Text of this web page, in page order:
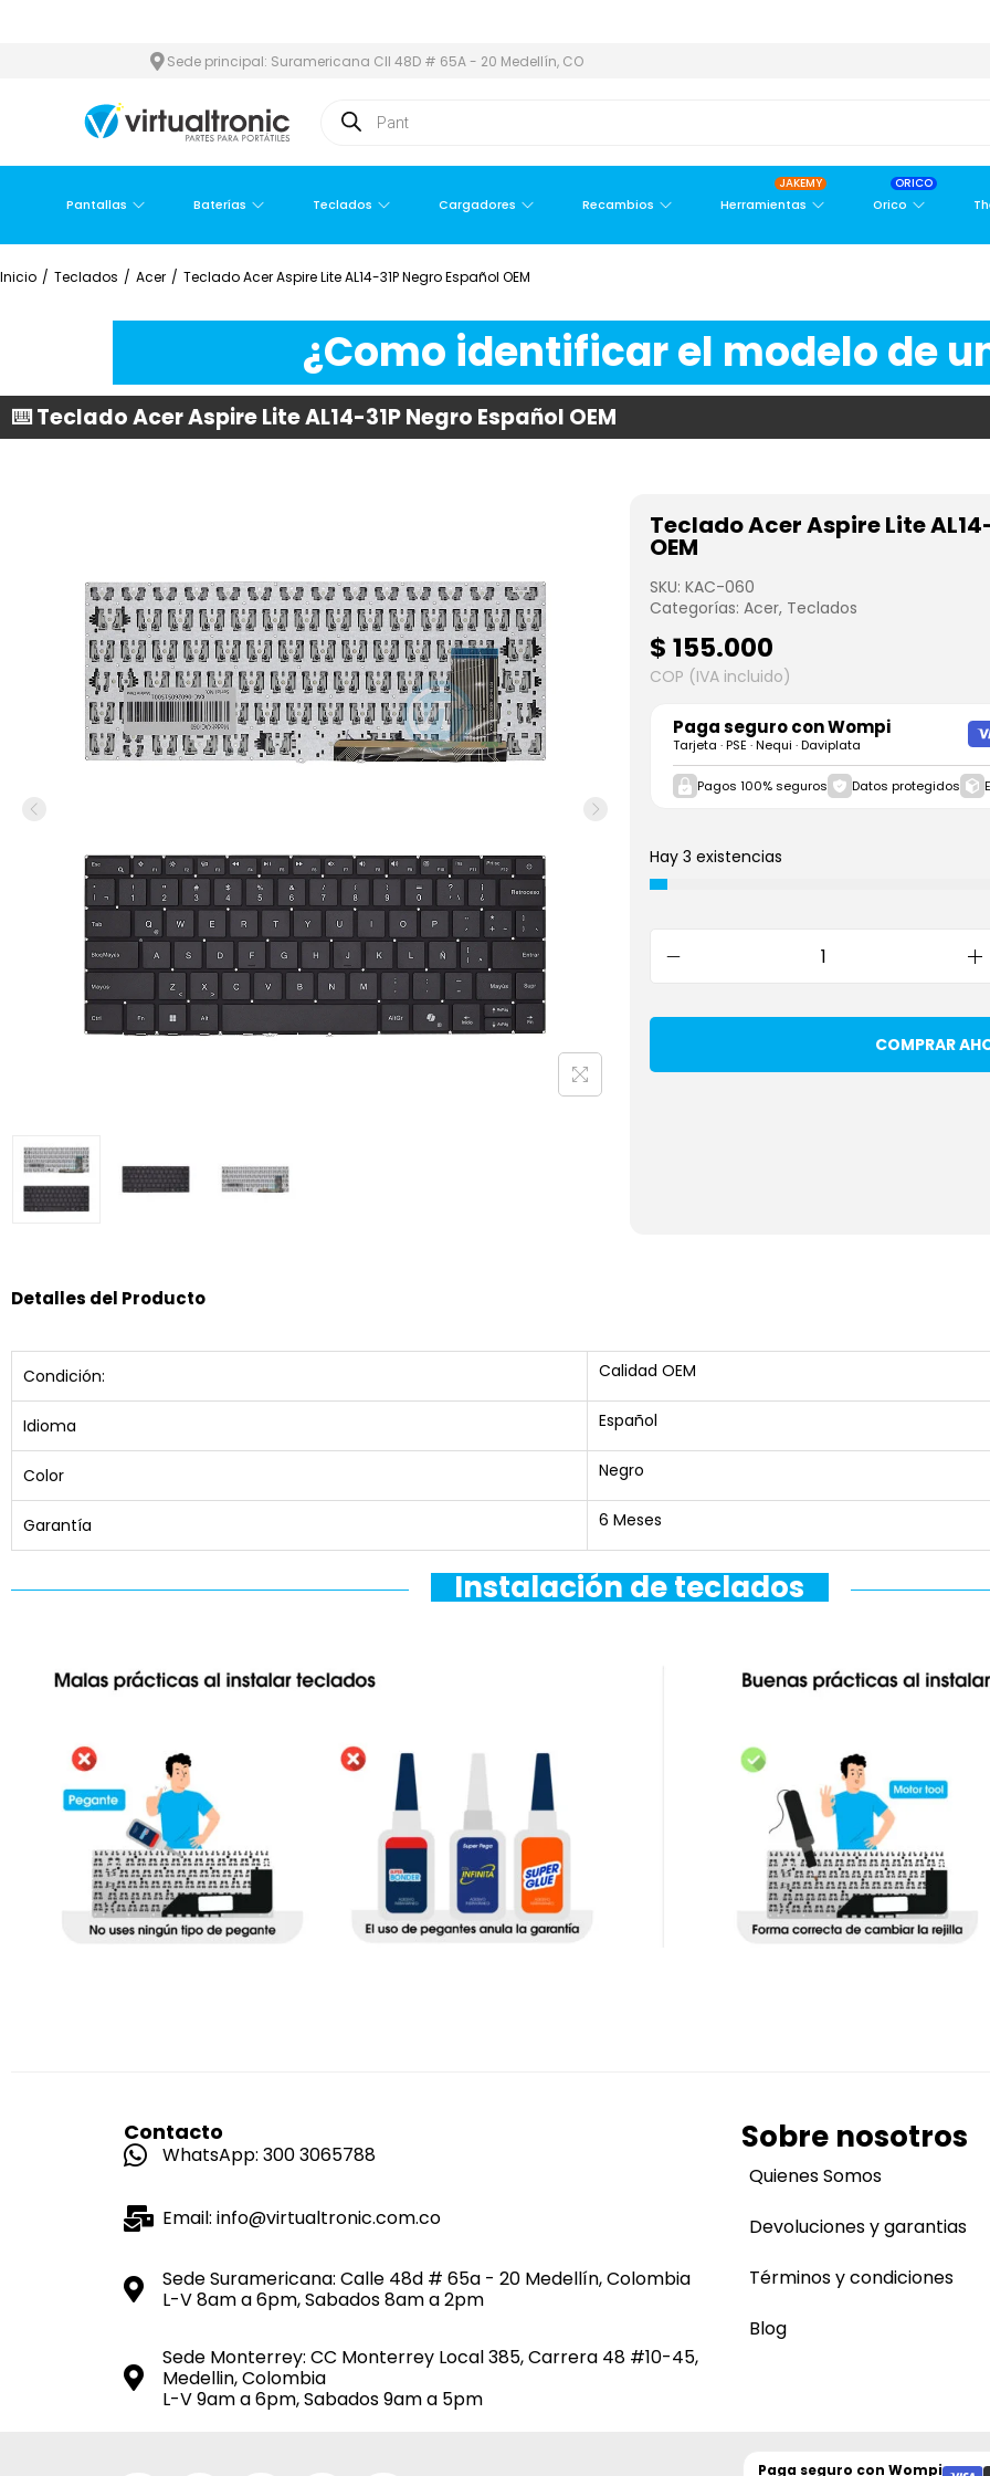
Sede principal: Suramericana Cll 48D # 65A - 20 Medellín, CO
Pantallas Baterías Teclados Cargadores Recambios Herramientas
JAKEMY
Orico
ORICO
Inicio / Teclados / Acer / Teclado Acer Aspire Lite AL14-31P Negro Español OEM
¿Como identificar el modelo de
⌨️ Teclado Acer Aspire Lite AL14-31P Negro Español OEM
Teclado Acer Aspire Lite
OEM
SKU: KAC-060
Categorías: Acer, Teclados
$ 155.000
COP (IVA incluido)
Paga seguro conWompi
Tarjeta · PSE · Nequi · Daviplata
Pagos 100% seguros Datos protegidos
Hay 3 existencias
COMPRAR
Detalles del Producto
Condición: Calidad OEM
Idioma Español
Color Negro
Garantía 6 Meses
Instalación de teclados
Contacto
WhatsApp: 300 3065788
Email: info@virtualtronic.com.co
Sede Suramericana: Calle 48d # 65a - 20 Medellín, Colombia
L-V 8am a 6pm, Sabados 8am a 2pm
Sede Monterrey: CC Monterrey Local 385, Carrera 48 #10-45,
Medellin, Colombia
L-V 9am a 6pm, Sabados 9am a 5pm
Sobre nosotros
Quienes Somos
Devoluciones y garantias
Términos y condiciones
Blog
Paga seguro con Wompi